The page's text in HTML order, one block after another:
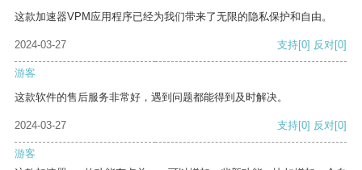
这款加速器VPM应用程序已经为我们带来了无限的隐私保护和自由。
2024-03-27 支持[0] 反对[0]
游客
这款软件的售后服务非常好，遇到问题都能得到及时解决。
2024-03-27 支持[0] 反对[0]
游客